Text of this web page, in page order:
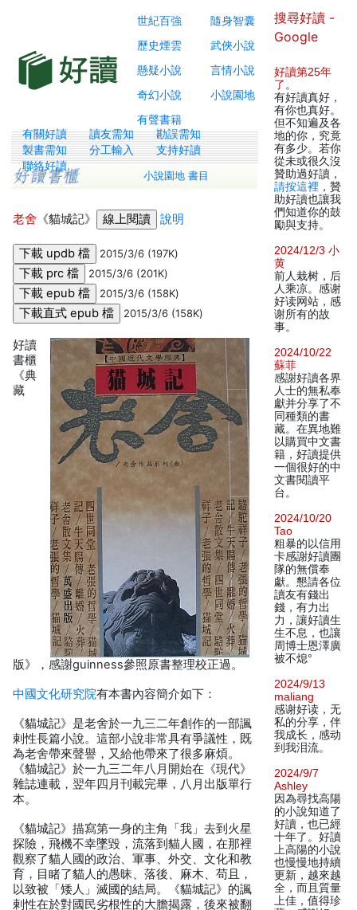
世紀百強
隨身智囊
歷史煙雲
武俠小說
懸疑小說
言情小說
奇幻小說
小說園地
有聲書籍
有關好讀 讀友需知
勘誤需知
製書需知
分工輸入
支持好讀
聯絡好讀
小說園地 書目
老舍 《貓城記》 說明
2015/3/6 (197K)
2015/3/6 (201K)
2015/3/6 (158K)
2015/3/6 (158K)
好讀
書櫃
《典
藏
版》，感謝guinness參照原書整理校正過。
中國文化研究院有本書內容簡介如下：
《貓城記》是老舍於一九三二年創作的一部諷
剌性長篇小說。這部小說非常具有爭議性，既
為老舍帶來聲譽，又給他帶來了很多麻煩。
《貓城記》於一九三二年八月開始在《現代》
雜誌連載，翌年四月刊載完畢，八月出版單行
本。
《貓城記》描寫第一身的主角「我」去到火星
探險，飛機不幸墜毀，流落到貓人國，在那裡
觀察了貓人國的政治、軍事、外交、文化和教
育，目睹了貓人的愚昧、落後、麻木、苟且，
以致被「矮人」滅國的結局。《貓城記》的諷
剌性在於對國民劣根性的大膽揭露，後來被翻
搜尋好讀 -
Google
好讀第25年
了 。
有好讀真好，
有你也真好。
但不知遍及各
地的你，究竟
有多少。若你
從未或很久沒
贊助過好讀，
請按這裡 ，贊
助好讀也讓我
們知道你的鼓
勵與支持。
2024/12/3 小
黄
前人栽树，后
人乘凉。感谢
好读网站，感
谢所有的故
事。
2024/10/22
蘇菲
感謝好讀各界
人士的無私奉
獻并分享了不
同種類的書
藏。在異地難
以購買中文書
籍，好讀提供
一個很好的中
文書閱讀平
台。
2024/10/20
Tao
粗暴的以信用
卡感謝好讀團
隊的無償奉
獻。懇請各位
讀友有錢出
錢，有力出
力，讓好讀生
生不息，也讓
周博士恩澤廣
被不熄°
2024/9/13
maliang
感谢好读，无
私的分享，伴
我成长，感动
到我泪流。
2024/9/7
Ashley
因為尋找高陽
的小說知道了
好讀，也已經
十年了。好讀
上高陽的小說
也慢慢地持續
更新，越來越
全，而且質量
上佳，值得珍